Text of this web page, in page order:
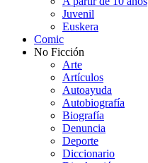
Juvenil
Euskera
Comic
No Ficción
Arte
Artículos
Autoayuda
Autobiografía
Biografía
Denuncia
Deporte
Diccionario